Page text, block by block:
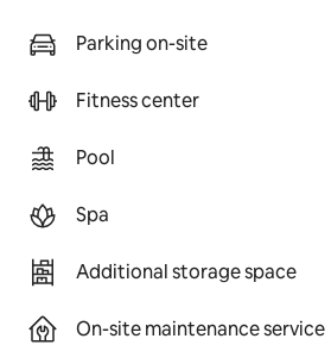
Parking on-site
Fitness center
Pool
Spa
Additional storage space
On-site maintenance service